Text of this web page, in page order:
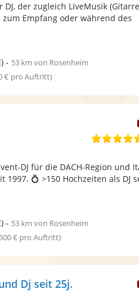
der zugleich LiveMusik
Empfang oder während des
- 53 km von Rosenheim
€ pro Auftritt)
DJ für die DACH-Region und
💍 >150 Hochzeiten als DJ
- 53 km von Rosenheim
€ pro Auftritt)
Dj seit 25j.